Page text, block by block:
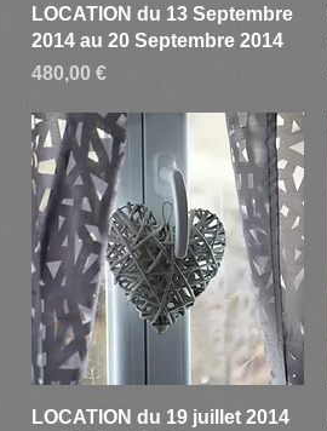
Aperçu rapide
LOCATION du 13 Septembre
2014 au 20 Septembre 2014
Prix
480,00 €
Aperçu rapide
LOCATION du 19 juillet 2014